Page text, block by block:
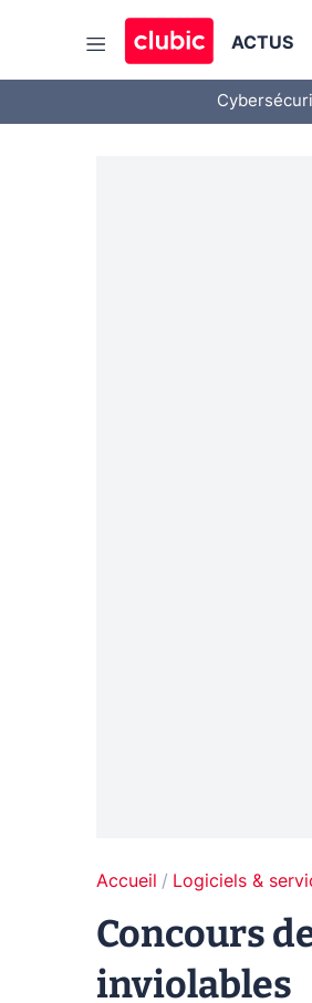
ACTUS
Accueil Logiciels &
Concours
inviolables